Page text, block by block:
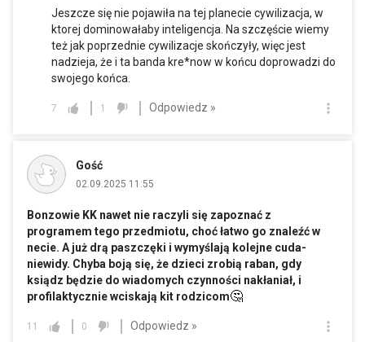
Jeszcze się nie pojawiła na tej planecie cywilizacja, w
ktorej dominowałaby inteligencja. Na szczęście wiemy
też jak poprzednie cywilizacje skończyły, więc jest
nadzieja, że i ta banda kre*now w końcu doprowadzi do
swojego końca.
7 1 Odpowiedz »
Gość
02.09.2025 11:55
Bonzowie KK nawet nie raczyli się zapoznać z
programem tego przedmiotu, choć łatwo go znaleźć w
necie. A już drą paszczęki i wymyślają kolejne cuda-
niewidy. Chyba boją się, że dzieci zrobią raban, gdy
ksiądz będzie do wiadomych czynności nakłaniał, i
profilaktycznie wciskają kit rodzicom🤔
11 0 Odpowiedz »